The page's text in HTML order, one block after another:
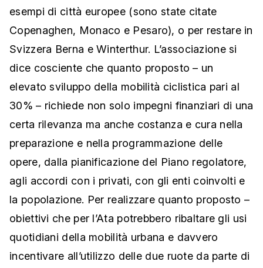
esempi di città europee (sono state citate
Copenaghen, Monaco e Pesaro), o per restare in
Svizzera Berna e Winterthur. L’associazione si
dice cosciente che quanto proposto – un
elevato sviluppo della mobilità ciclistica pari al
30% – richiede non solo impegni finanziari di una
certa rilevanza ma anche costanza e cura nella
preparazione e nella programmazione delle
opere, dalla pianificazione del Piano regolatore,
agli accordi con i privati, con gli enti coinvolti e
la popolazione. Per realizzare quanto proposto –
obiettivi che per l’Ata potrebbero ribaltare gli usi
quotidiani della mobilità urbana e davvero
incentivare all’utilizzo delle due ruote da parte di